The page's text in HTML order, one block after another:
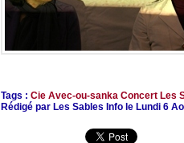
Tags :Cie Avec-ou-sanka Concert Les
Rédigé par Les Sables Info le Lundi 6